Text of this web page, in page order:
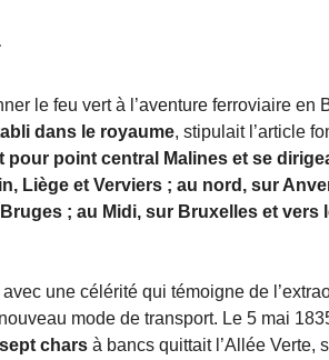
le feu vert à l’aventure ferroviaire en
dans le royaume, stipulait l’article
point central Malines et se
Liège et Verviers ; au nord, sur
; au Midi, sur Bruxelles et vers
une célérité qui témoigne de
mode de transport. Le 5 mai
sept chars à bancs quittait l’Allée Verte,